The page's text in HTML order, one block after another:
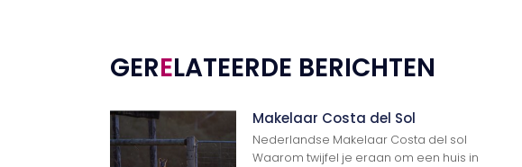
GERELATEERDE BERICHTEN
Makelaar Costa del Sol
Nederlandse Makelaar Costa del sol
Waarom twijfel je eraan om een huis in